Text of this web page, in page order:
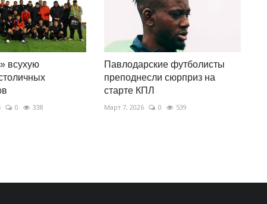
всухую
0 338
Павлодарские футболисты
преподнесли сюрприз на
старте КПЛ
Март 7, 2026 0 539